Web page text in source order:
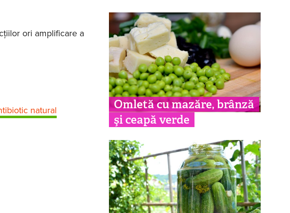
ori amplificare a
natural
Omletă cu mazăre, brânză
şi ceapă verde